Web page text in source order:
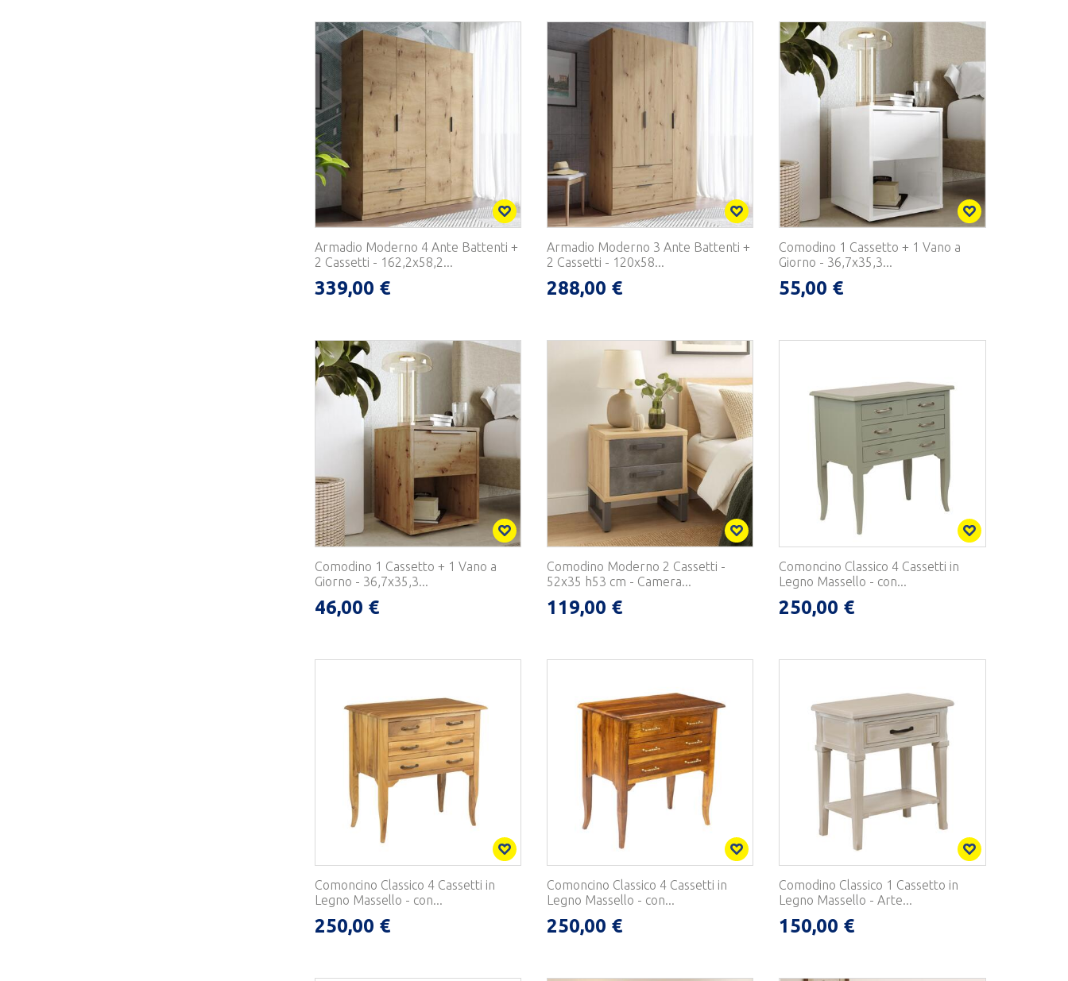
Armadio Moderno 4 Ante Battenti +
2 Cassetti - 162,2x58,2...
339,00 €
Armadio Moderno 3 Ante Battenti +
2 Cassetti - 120x58...
288,00 €
Comodino 1 Cassetto + 1 Vano a
Giorno - 36,7x35,3...
55,00 €
Comodino 1 Cassetto + 1 Vano a
Giorno - 36,7x35,3...
46,00 €
Comodino Moderno 2 Cassetti -
52x35 h53 cm - Camera...
119,00 €
Comoncino Classico 4 Cassetti in
Legno Massello - con...
250,00 €
Comoncino Classico 4 Cassetti in
Legno Massello - con...
250,00 €
Comoncino Classico 4 Cassetti in
Legno Massello - con...
250,00 €
Comodino Classico 1 Cassetto in
Legno Massello - Arte...
150,00 €